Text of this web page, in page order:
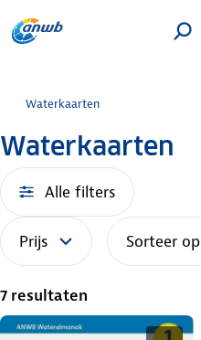
Waterkaarten
Waterkaarten
Alle filters
Prijs Sorteer op
7 resultaten